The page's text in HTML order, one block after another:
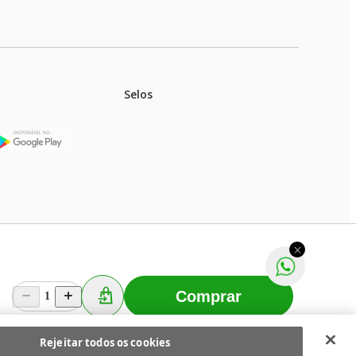
1 Comprar
Selos
na rede de lojas físicas.
prévio. Fast Shop S. A. CNPJ: 43.708.379/0001-
Fast Shop - Todos os direitos reservadosRF
Selecionar os Cookies
Rejeitar todos os cookies